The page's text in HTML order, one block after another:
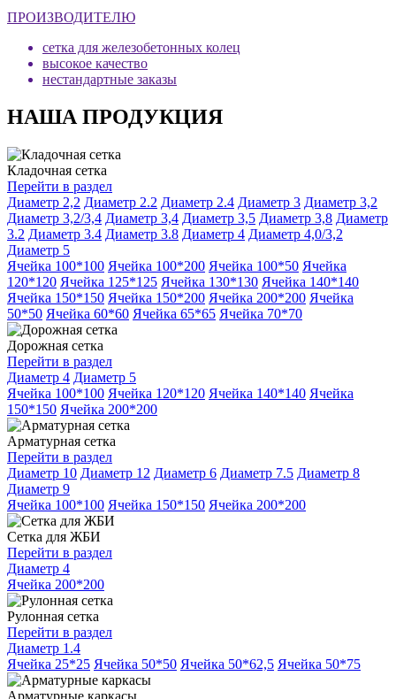
ПРОИЗВОДИТЕЛЮ
сетка для железобетонных колец
высокое качество
нестандартные заказы
НАША ПРОДУКЦИЯ
Кладочная сетка
Перейти в раздел
Диаметр 2,2 Диаметр 2.2 Диаметр 2.4 Диаметр 3 Диаметр 3,2
Диаметр 3,2/3,4 Диаметр 3,4 Диаметр 3,5 Диаметр 3,8 Диаметр
3.2 Диаметр 3.4 Диаметр 3.8 Диаметр 4 Диаметр 4,0/3,2
Диаметр 5
Ячейка 100*100 Ячейка 100*200 Ячейка 100*50 Ячейка
120*120 Ячейка 125*125 Ячейка 130*130 Ячейка 140*140
Ячейка 150*150 Ячейка 150*200 Ячейка 200*200 Ячейка
50*50 Ячейка 60*60 Ячейка 65*65 Ячейка 70*70
Дорожная сетка
Перейти в раздел
Диаметр 4 Диаметр 5
Ячейка 100*100 Ячейка 120*120 Ячейка 140*140 Ячейка
150*150 Ячейка 200*200
Арматурная сетка
Перейти в раздел
Диаметр 10 Диаметр 12 Диаметр 6 Диаметр 7.5 Диаметр 8
Диаметр 9
Ячейка 100*100 Ячейка 150*150 Ячейка 200*200
Сетка для ЖБИ
Перейти в раздел
Диаметр 4
Ячейка 200*200
Рулонная сетка
Перейти в раздел
Диаметр 1.4
Ячейка 25*25 Ячейка 50*50 Ячейка 50*62,5 Ячейка 50*75
Арматурные каркасы